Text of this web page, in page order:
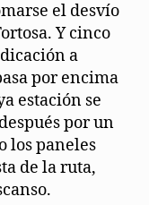
el desvío
Y cinco
a
por encima
estación se
por un
los paneles
de la ruta,